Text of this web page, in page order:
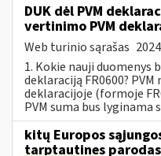
DUK dėl PVM
vertinimo PVM
Web turinio sąrašas
1. Kokie nauji duomenys
deklaraciją FR0600?
deklaracijoje (formoje
PVM suma bus
kitų Europos
tarptautines